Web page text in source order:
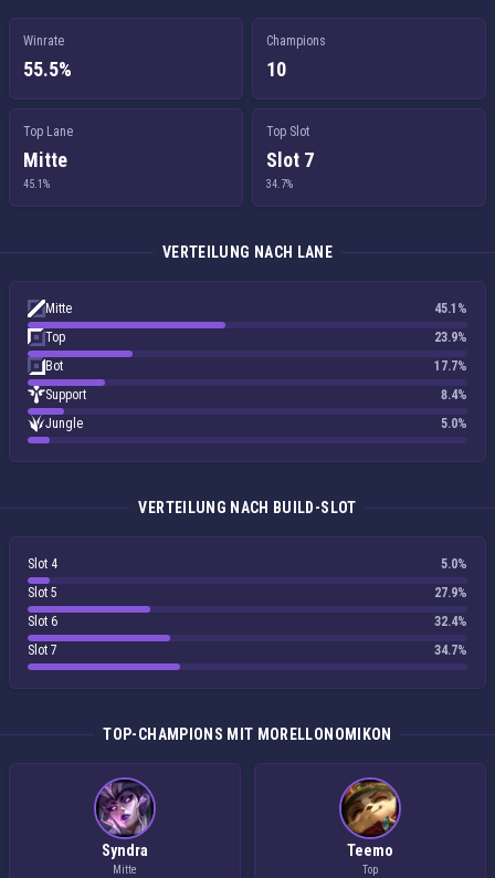
Winrate
55.5%
Champions
10
Top Lane
Mitte
45.1%
Top Slot
Slot 7
34.7%
VERTEILUNG NACH LANE
Mitte
45.1%
Top
23.9%
Bot
17.7%
Support
8.4%
Jungle
5.0%
VERTEILUNG NACH BUILD-SLOT
Slot 4
5.0%
Slot 5
27.9%
Slot 6
32.4%
Slot 7
34.7%
TOP-CHAMPIONS MIT MORELLONOMIKON
Syndra
Mitte
Teemo
Top